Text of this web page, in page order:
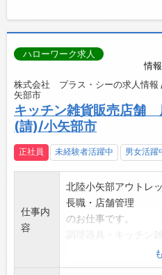
情
ハローワーク求人
株式会社 プラス・シーの求人情報
矢部市
キッチン雑貨販売店舗
(請)/小矢部市
正社員 未経験者活躍中 男女活躍
仕事内
容
北陸小矢部アウトレ
長職・店舗管理
のお仕事です。
売上管理・スタッフ
って頂きます。